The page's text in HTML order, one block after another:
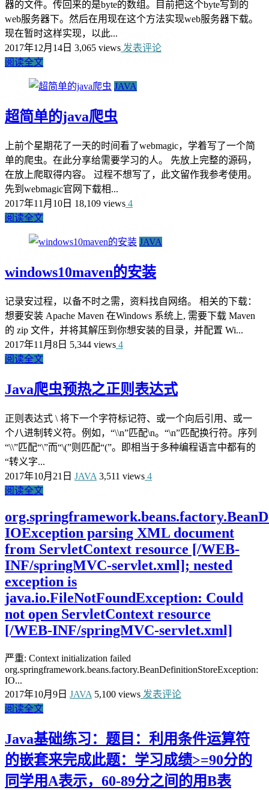
器的文件。传回来的是byte的数组。目前把这个byte写到的
web服务器下。然后在用现在这个方法实现web服务器下载。
现在暂时这样实现，以此...
2017年12月14日 3,065 views 发表评论
阅读全文
JAVA
超简单的java爬虫
上前个星期花了一天的时间看了webmagic，学着写了一个简
单的爬虫。在此分享给需要学习的人。 先放上完整的源码，
在放上爬取得内容。 过程不想写了，此文留作我参考使用。
先到webmagic官网下载相...
2017年11月10日 18,109 views 4
阅读全文
JAVA
windows10maven的安装
记录安过程，以备不时之需，资料找自网络。 相关的下载：
想要安装 Apache Maven 在Windows 系统上, 需要下载 Maven
的 zip 文件，并将其解压到你想安装的目录，并配置 Wi...
2017年11月8日 5,344 views 4
阅读全文
Java爬虫预热之正则表达式
正则表达式 \ 将下一个字符标记符、或一个向后引用、或一
个八进制转义符。例如，“\\n”匹配\n。“\n”匹配换行符。序列
“\\”匹配“\”而“\(”则匹配“(”。即相当于多种编程语言中都有的
“转义字...
2017年10月21日 JAVA 3,511 views 4
阅读全文
IOException parsing XML document
from ServletContext resource [/WEB-
INF/springMVC-servlet.xml]; nested
exception is
java.io.FileNotFoundException: Could
not open ServletContext resource
[/WEB-INF/springMVC-servlet.xml]
严重: Context initialization failed
org.springframework.beans.factory.BeanDefinitionStoreException:
IO...
2017年10月9日 JAVA5,100 views 发表评论
阅读全文
Java基础练习：题目：利用条件运算符
的嵌套来完成此题：学习成绩>=90分的
同学用A表示，60-89分之间的用B表